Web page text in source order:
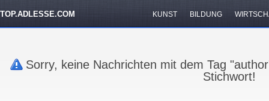
TOP.ADLESSE.COM KUNST BILDUNG
Sorry, keine Nachrichten mit dem Tag
Stichwort!